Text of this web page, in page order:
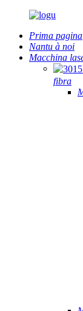
Prima pagina
Nantu à noi
Macchina
fibra